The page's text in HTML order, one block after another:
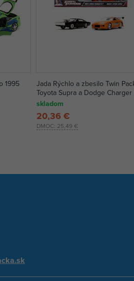
1995
Jada Rýchlo a zbesilo Twin
Toyota Supra a Dodge Charger
skladom
DMOC: 25,49 €
20,36 €